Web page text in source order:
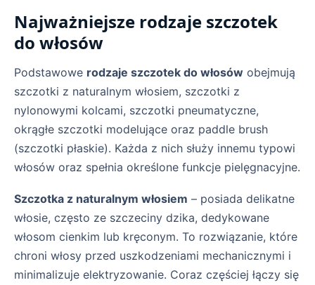
Najważniejsze rodzaje szczotek
do włosów
Podstawowe rodzaje szczotek do włosów obejmują
szczotki z naturalnym włosiem, szczotki z
nylonowymi kolcami, szczotki pneumatyczne,
okrągłe szczotki modelujące oraz paddle brush
(szczotki płaskie). Każda z nich służy innemu typowi
włosów oraz spełnia określone funkcje pielęgnacyjne.
Szczotka z naturalnym włosiem – posiada delikatne
włosie, często ze szczeciny dzika, dedykowane
włosom cienkim lub kręconym. To rozwiązanie, które
chroni włosy przed uszkodzeniami mechanicznymi i
minimalizuje elektryzowanie. Coraz częściej łączy się